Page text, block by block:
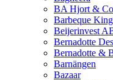
BA Hjort & Co
Barbeque King
Beijerinvest
Bernadotte
Bernadotte &
Barnängen
Bazaar